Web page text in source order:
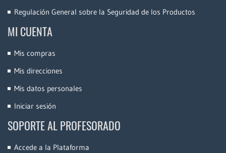
Regulación General sobre la Seguridad de los Productos
MI CUENTA
Mis compras
Mis direcciones
Mis datos personales
Iniciar sesión
SOPORTE AL PROFESORADO
Accede a la Plataforma